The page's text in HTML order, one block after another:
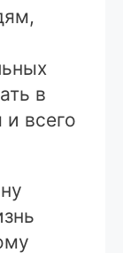
в
и всего